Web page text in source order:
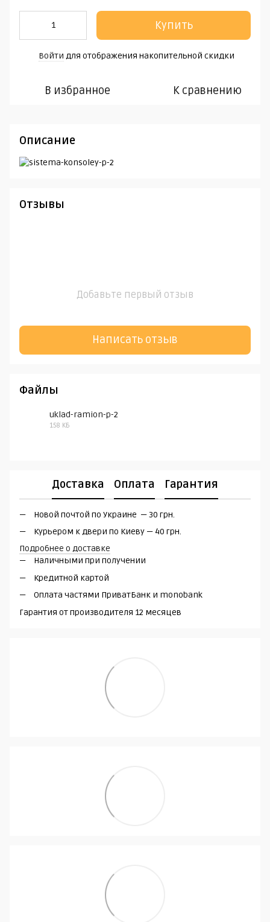
Купить
Войти для отображения накопительной скидки
В избранное К сравнению
Описание
Отзывы
Добавьте первый отзыв
Написать отзыв
Файлы
uklad-ramion-p-2
158 КБ
Доставка Оплата Гарантия
Новой почтой по Украине — 30 грн.
Курьером к двери по Киеву — 40 грн.
Подробнее о доставке
Наличными при получении
Кредитной картой
Оплата частями ПриватБанк и monobank
Гарантия от производителя 12 месяцев